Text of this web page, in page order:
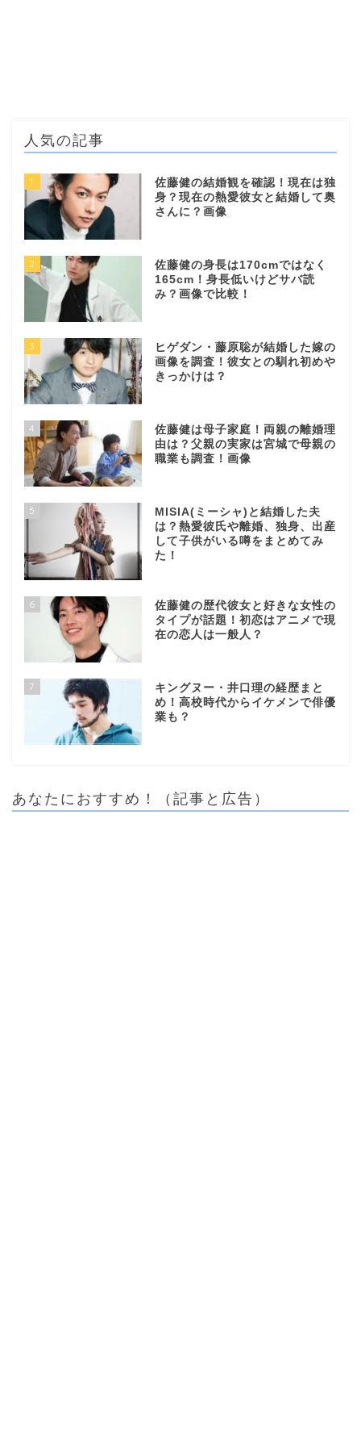
人気の記事
1
佐藤健の結婚観を確認！現在は独
身？現在の熱愛彼女と結婚して奥
さんに？画像
2
佐藤健の身長は170cmではなく
165cm！身長低いけどサバ読
み？画像で比較！
3
ヒゲダン・藤原聡が結婚した嫁の
画像を調査！彼女との馴れ初めや
きっかけは？
4
佐藤健は母子家庭！両親の離婚理
由は？父親の実家は宮城で母親の
職業も調査！画像
5
MISIA(ミーシャ)と結婚した夫
は？熱愛彼氏や離婚、独身、出産
して子供がいる噂をまとめてみ
た！
6
佐藤健の歴代彼女と好きな女性の
タイプが話題！初恋はアニメで現
在の恋人は一般人？
7
キングヌー・井口理の経歴まと
め！高校時代からイケメンで俳優
業も？
あなたにおすすめ！（記事と広告）